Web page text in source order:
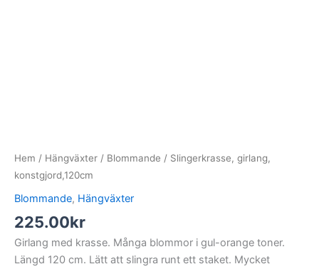
Hem / Hängväxter / Blommande / Slingerkrasse, girlang,
konstgjord,120cm
Blommande, Hängväxter
225.00kr
Girlang med krasse. Många blommor i gul-orange toner.
Längd 120 cm. Lätt att slingra runt ett staket. Mycket